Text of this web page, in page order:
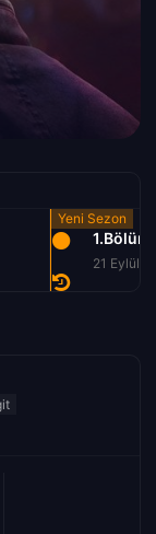
1.Bölüm
21 Eylül